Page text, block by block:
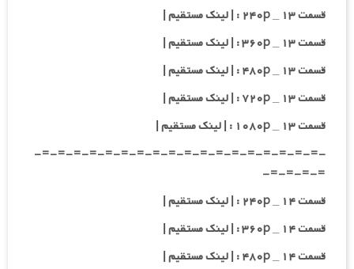
قسمت ۱۳ _ ۲۴۰p : | لینک مستقیم |
قسمت ۱۳ _ ۳۶۰p : | لینک مستقیم |
قسمت ۱۳ _ ۴۸۰p : | لینک مستقیم |
قسمت ۱۳ _ ۷۲۰p : | لینک مستقیم |
قسمت ۱۳ _ ۱۰۸۰p : | لینک مستقیم |
-=-=-=-=-=-=-=-=-=-=-=-=-=-=-=-=-=-=-
=-=-=-=-
قسمت ۱۴ _ ۲۴۰p : | لینک مستقیم |
قسمت ۱۴ _ ۳۶۰p : | لینک مستقیم |
قسمت ۱۴ _ ۴۸۰p : | لینک مستقیم |